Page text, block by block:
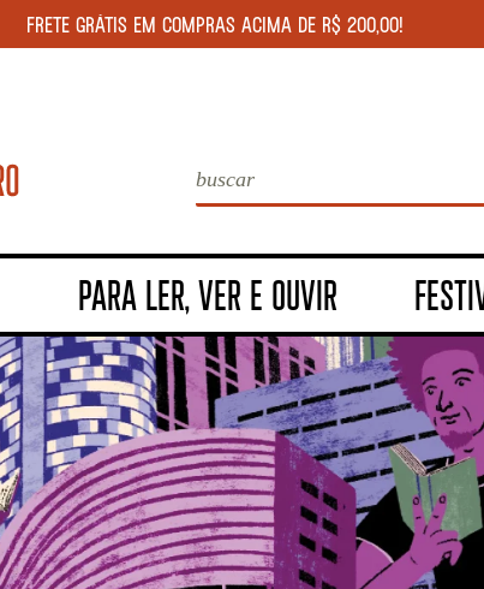
FRETE GRÁTIS EM COMPRAS ACIMA DE R$ 200,00!
PARA LER, VER E OUVIR